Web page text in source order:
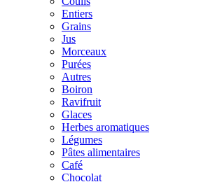
Entiers
Grains
Jus
Morceaux
Purées
Autres
Boiron
Ravifruit
Glaces
Herbes aromatiques
Légumes
Pâtes alimentaires
Café
Chocolat